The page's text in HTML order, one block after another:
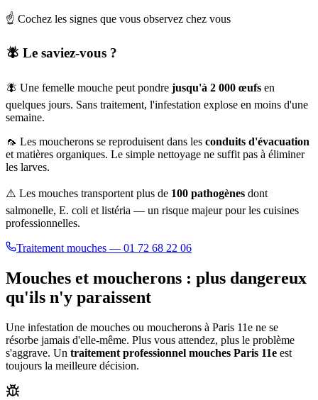
☝️ Cochez les signes que vous observez chez vous
🪰 Le saviez-vous ?
🪰 Une femelle mouche peut pondre jusqu'à 2 000 œufs en
quelques jours. Sans traitement, l'infestation explose en moins d'une
semaine.
🦟 Les moucherons se reproduisent dans les conduits d'évacuation
et matières organiques. Le simple nettoyage ne suffit pas à éliminer
les larves.
⚠️ Les mouches transportent plus de 100 pathogènes dont
salmonelle, E. coli et listéria — un risque majeur pour les cuisines
professionnelles.
Traitement mouches — 01 72 68 22 06
Mouches et moucherons : plus dangereux
qu'ils n'y paraissent
Une infestation de mouches ou moucherons à Paris 11e ne se
résorbe jamais d'elle-même. Plus vous attendez, plus le problème
s'aggrave. Un traitement professionnel mouches Paris 11e est
toujours la meilleure décision.